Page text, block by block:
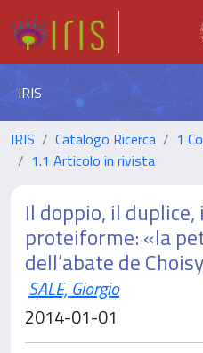
IRIS
IRIS Catalogo Ricerca
1
1.1 Articolo in rivista
Il doppio, il
proteiforme: «la
dell’abate de Choisy
SALE, Giorgio
2014-01-01